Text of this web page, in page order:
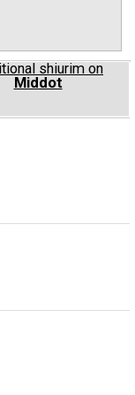
shiurim on
Middot